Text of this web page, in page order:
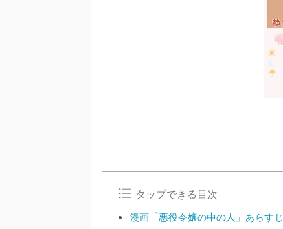
タップできる目次
漫画「悪役令嬢の中の人」あらすじ